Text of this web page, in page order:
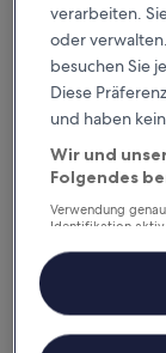
Gute
verarbeiten.
oder
besuchen Sie
Diese
und haben
Wir und
Folgendes
Verwendung
Identifikation
Inhalte, Messung
Liste der